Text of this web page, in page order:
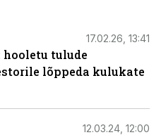
17.02.26, 13:41
tulude
lõppeda kulukate
12.03.24, 12:00